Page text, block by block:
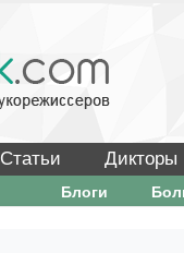
Статьи Дикторы
Блоги